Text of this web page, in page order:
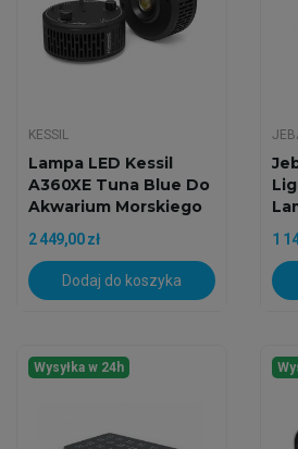
KESSIL
Lampa LED Kessil
A360XE Tuna Blue Do
Akwarium Morskiego
2 449,00 zł
Dodaj do koszyka
1
Wysyłka w 24h